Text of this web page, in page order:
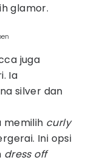
glamor.
juga
Ia
silver dan
memilih curly
Ini opsi
dress off